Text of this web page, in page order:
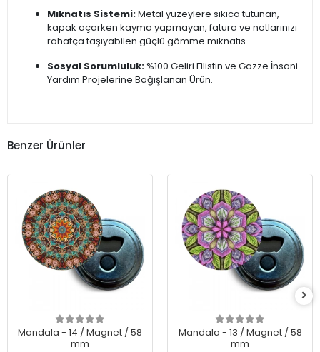
Mıknatıs Sistemi:Metal yüzeylere sıkıca tutunan,
kapak açarken kayma yapmayan, fatura ve notlarınızı
rahatça taşıyabilen güçlü gömme mıknatıs.
Sosyal Sorumluluk: %100 Geliri Filistin ve Gazze İnsani
Yardım Projelerine Bağışlanan Ürün.
Benzer Ürünler
Mandala - 14 / Magnet / 58
mm
Mandala - 13 / Magnet / 58
mm